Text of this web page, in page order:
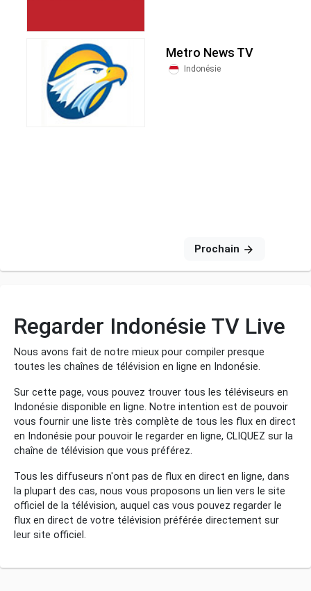
Metro News TV
Indonésie
Prochain
Regarder Indonésie TV Live
Nous avons fait de notre mieux pour compiler presque
toutes les chaînes de télévision en ligne en Indonésie.
Sur cette page, vous pouvez trouver tous les téléviseurs en
Indonésie disponible en ligne. Notre intention est de pouvoir
vous fournir une liste très complète de tous les flux en direct
en Indonésie pour pouvoir le regarder en ligne, CLIQUEZ sur la
chaîne de télévision que vous préférez.
Tous les diffuseurs n'ont pas de flux en direct en ligne, dans
la plupart des cas, nous vous proposons un lien vers le site
officiel de la télévision, auquel cas vous pouvez regarder le
flux en direct de votre télévision préférée directement sur
leur site officiel.